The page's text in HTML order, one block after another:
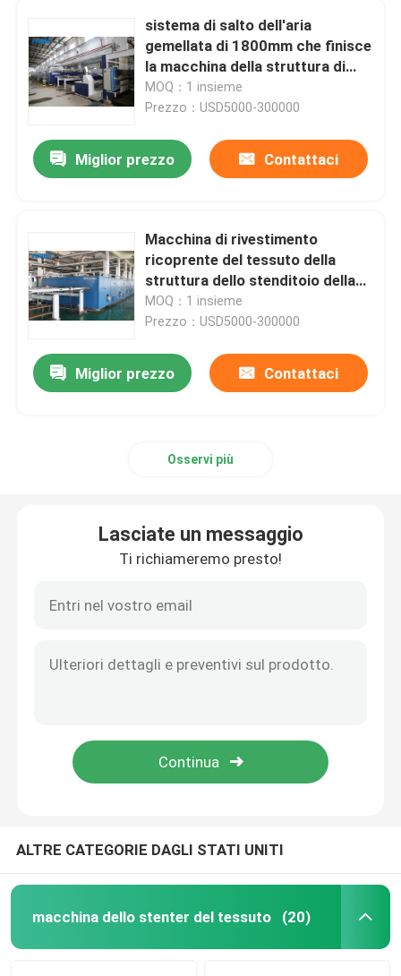
sistema di salto dell'aria
gemellata di 1800mm che finisce
la macchina della struttura di
Stenter per i tessuti di cotone
MOQ：1 insieme
Prezzo：USD5000-300000
Miglior prezzo Contattaci
Macchina di rivestimento
ricoprente del tessuto della
struttura dello stenditoio della
macchina di Stenter dell'aria
calda del tessuto 50HZ
MOQ：1 insieme
Prezzo：USD5000-300000
Miglior prezzo Contattaci
Osservi più
Lasciate un messaggio
Ti richiameremo presto!
ALTRE CATEGORIE DAGLI STATI UNITI
macchina dello stenter del tessuto (20)